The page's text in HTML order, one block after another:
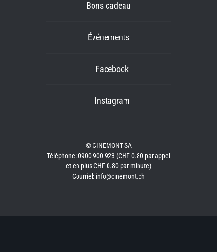
Bons cadeau
Événements
Facebook
Instagram
© CINEMONT SA
Téléphone: 0900 900 923 (CHF 0.80 par appel
et en plus CHF 0.80 par minute)
Courriel: info@cinemont.ch